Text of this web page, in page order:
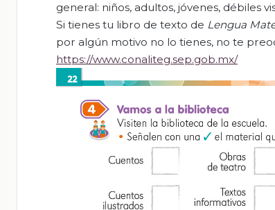
general: niños, adultos, jóvenes, débiles
Si tienes tu libro de texto de Lengua
por algún motivo no lo tienes, no te
https://www.conaliteg.sep.gob.mx/